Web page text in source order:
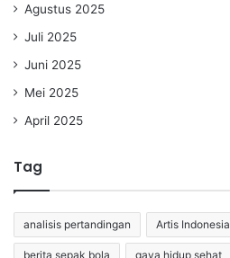
Agustus 2025
Juli 2025
Juni 2025
Mei 2025
April 2025
Tag
analisis pertandingan Artis Indonesia
berita sepak bola gaya hidup sehat